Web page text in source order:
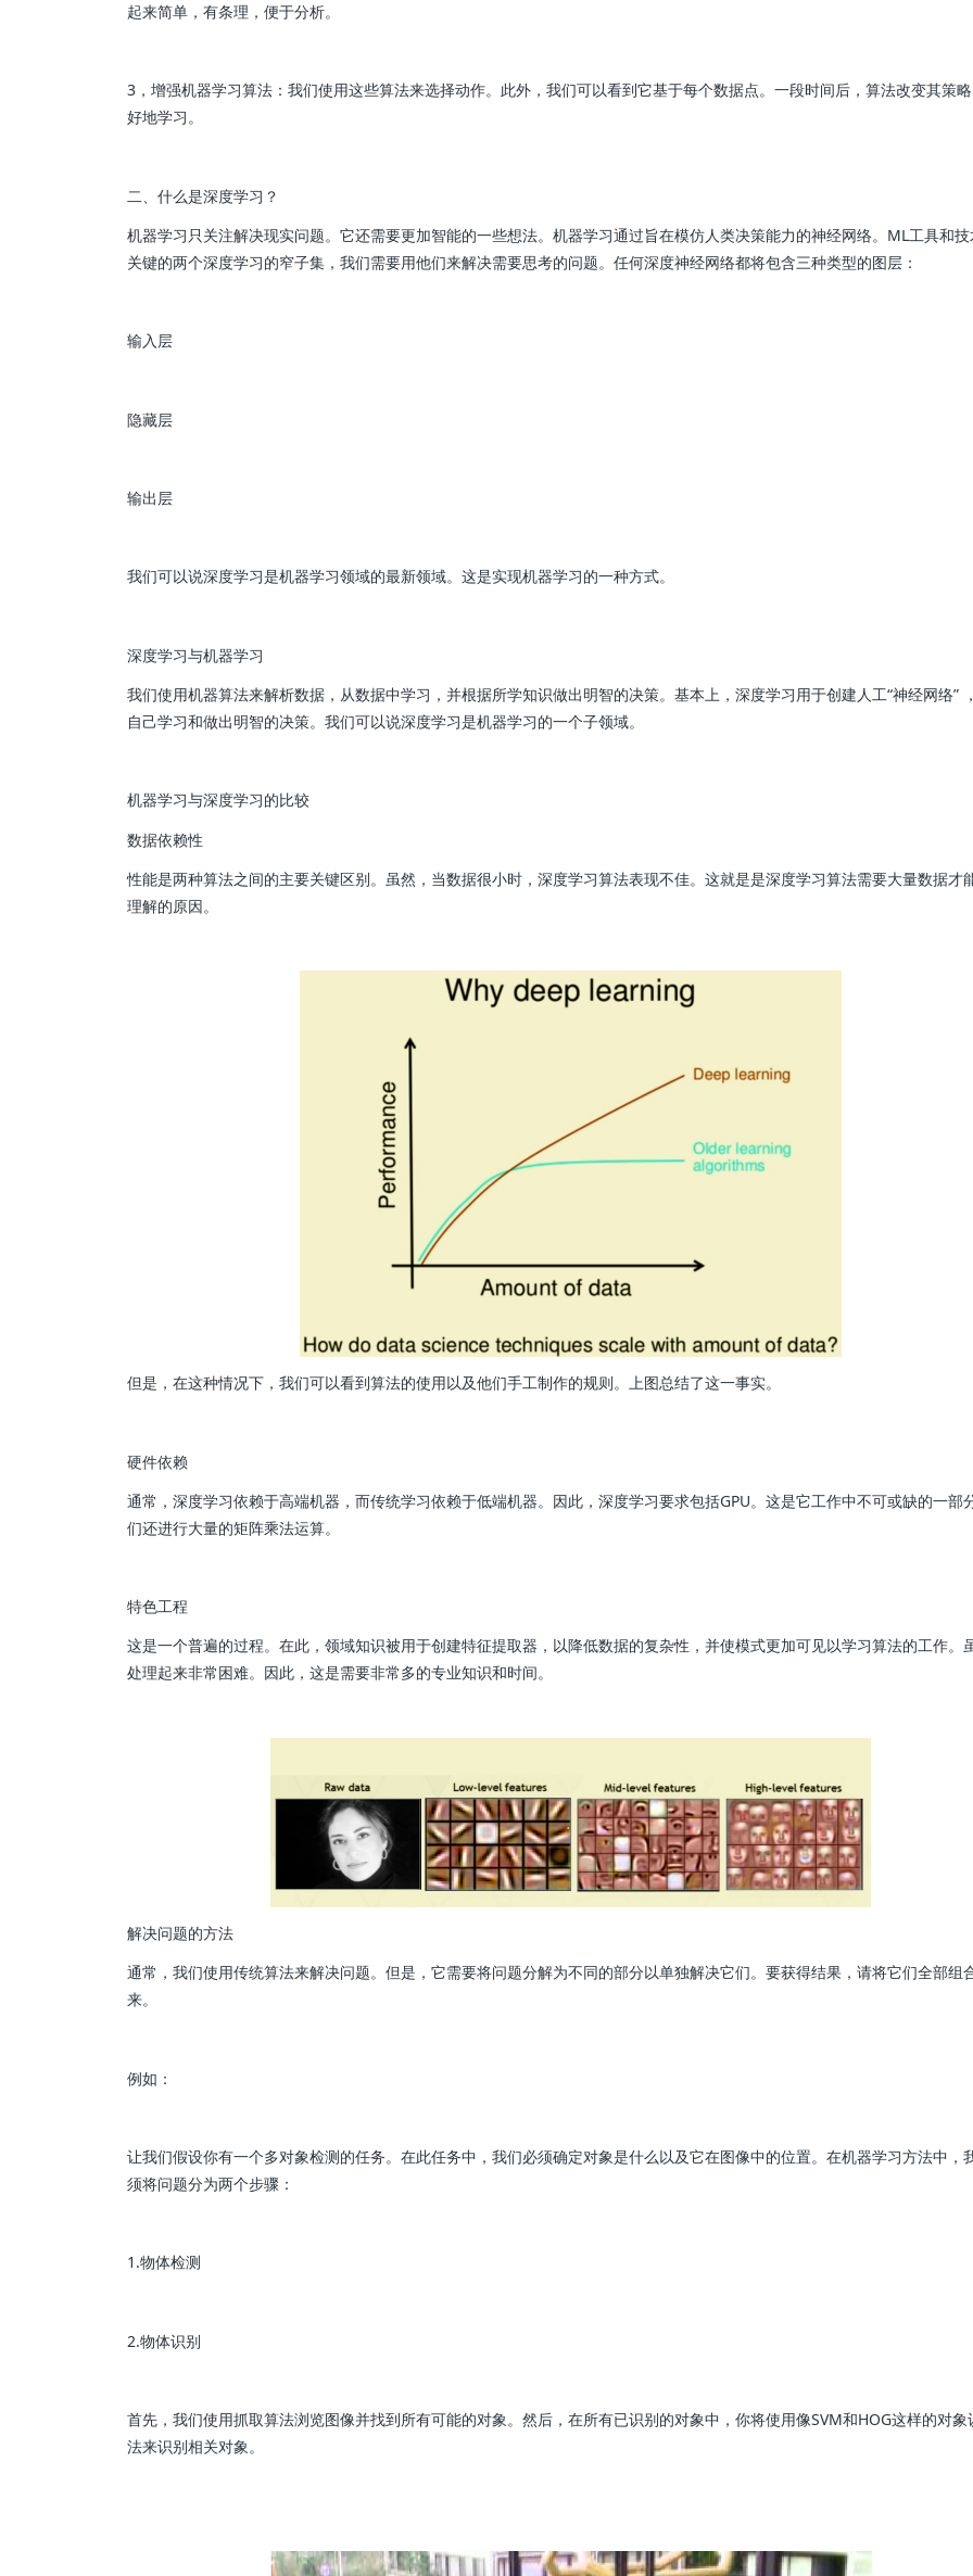
起来简单，有条理，便于分析。
3，增强机器学习算法：我们使用这些算法来选择动作。此外，我们可以看到它基于每个数据点。一段时间后，算法改变其策
好地学习。
二、什么是深度学习？
机器学习只关注解决现实问题。它还需要更加智能的一些想法。机器学习通过旨在模仿人类决策能力的神经网络。ML工具和
关键的两个深度学习的窄子集，我们需要用他们来解决需要思考的问题。任何深度神经网络都将包含三种类型的图层：
输入层
隐藏层
输出层
我们可以说深度学习是机器学习领域的最新领域。这是实现机器学习的一种方式。
深度学习与机器学习
我们使用机器算法来解析数据，从数据中学习，并根据所学知识做出明智的决策。基本上，深度学习用于创建人工“神经网络”
自己学习和做出明智的决策。我们可以说深度学习是机器学习的一个子领域。
机器学习与深度学习的比较
数据依赖性
性能是两种算法之间的主要关键区别。虽然，当数据很小时，深度学习算法表现不佳。这就是是深度学习算法需要大量数据才
理解的原因。
但是，在这种情况下，我们可以看到算法的使用以及他们手工制作的规则。上图总结了这一事实。
硬件依赖
通常，深度学习依赖于高端机器，而传统学习依赖于低端机器。因此，深度学习要求包括GPU。这是它工作中不可或缺的一部
们还进行大量的矩阵乘法运算。
特色工程
这是一个普遍的过程。在此，领域知识被用于创建特征提取器，以降低数据的复杂性，并使模式更加可见以学习算法的工作。
处理起来非常困难。因此，这是需要非常多的专业知识和时间。
解决问题的方法
通常，我们使用传统算法来解决问题。但是，它需要将问题分解为不同的部分以单独解决它们。要获得结果，请将它们全部组
来。
例如：
让我们假设你有一个多对象检测的任务。在此任务中，我们必须确定对象是什么以及它在图像中的位置。在机器学习方法中，
须将问题分为两个步骤：
1.物体检测
2.物体识别
首先，我们使用抓取算法浏览图像并找到所有可能的对象。然后，在所有已识别的对象中，你将使用像SVM和HOG这样的对象
法来识别相关对象。